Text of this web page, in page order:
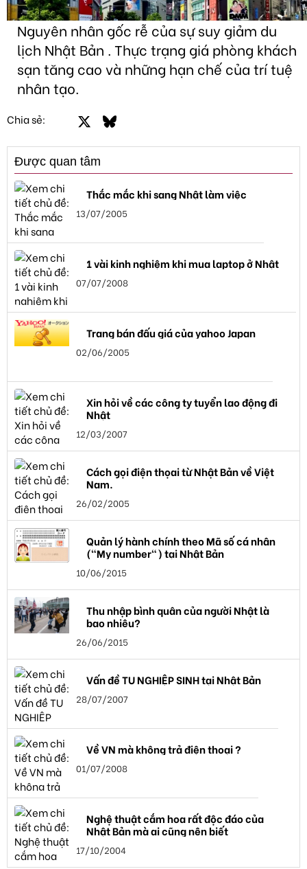
Nguyên nhân gốc rễ của sự suy giảm du
lịch Nhật Bản . Thực trạng giá phòng khách
sạn tăng cao và những hạn chế của trí tuệ
nhân tạo.
Chia sẻ: FacebookBluesky
Được quan tâm
Thắc mắc khi sang Nhật làm việc
13/07/2005
1 vài kinh nghiệm khi mua laptop ở Nhật
07/07/2008
Trang bán đấu giá của yahoo Japan
02/06/2005
Xin hỏi về các công ty tuyển lao động đi
Nhật
12/03/2007
Cách gọi điện thọai từ Nhật Bản về Việt
Nam.
26/02/2005
Quản lý hành chính theo Mã số cá nhân
("My number") tại Nhật Bản
10/06/2015
Thu nhập bình quân của người Nhật là
bao nhiêu?
26/06/2015
Vấn đề TU NGHIỆP SINH tại Nhật Bản
28/07/2007
Về VN mà không trả điện thoại ?
01/07/2008
Nghệ thuật cắm hoa rất độc đáo của
Nhật Bản mà ai cũng nên biết
17/10/2004